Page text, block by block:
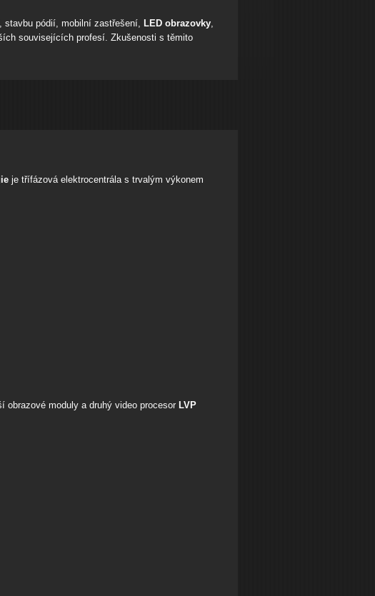
stavbu pódií, mobilní zastřešení, LED obrazovky,
souvisejících profesí. Zkušenosti s těmito
je třífázová elektrocentrála s trvalým výkonem
obrazové moduly a druhý video procesor LVP